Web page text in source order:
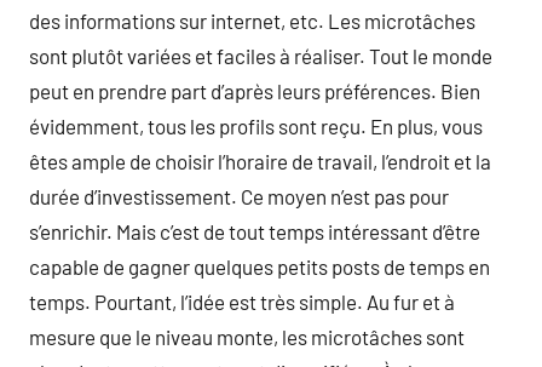
des informations sur internet, etc. Les microtâches
sont plutôt variées et faciles à réaliser. Tout le monde
peut en prendre part d’après leurs préférences. Bien
évidemment, tous les profils sont reçu. En plus, vous
êtes ample de choisir l’horaire de travail, l’endroit et la
durée d’investissement. Ce moyen n’est pas pour
s’enrichir. Mais c’est de tout temps intéressant d’être
capable de gagner quelques petits posts de temps en
temps. Pourtant, l’idée est très simple. Au fur et à
mesure que le niveau monte, les microtâches sont